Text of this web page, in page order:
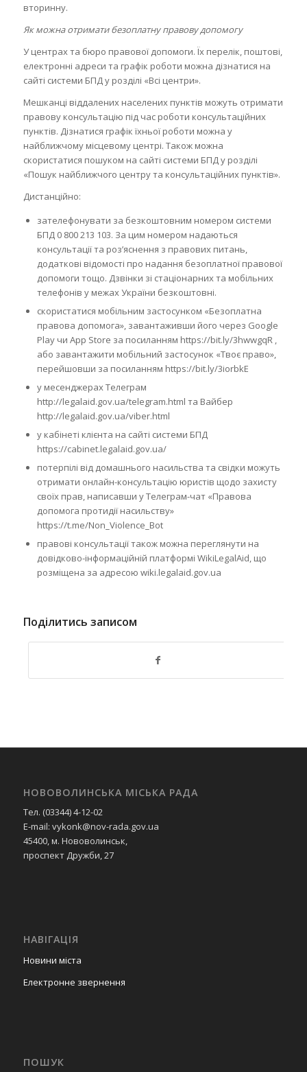
вторинну.
Як можна отримати безоплатну правову допомогу
У центрах та бюро правової допомоги. Їх перелік, поштові,
електронні адреси та графік роботи можна дізнатися на
сайті системи БПД у розділі «Всі центри».
Мешканці віддалених населених пунктів можуть отримати
правову консультацію під час роботи консультаційних
пунктів. Дізнатися графік їхньої роботи можна у
найближчому місцевому центрі. Також можна
скористатися пошуком на сайті системи БПД у розділі
«Пошук найближчого центру та консультаційних пунктів».
Дистанційно:
зателефонувати за безкоштовним номером системи
БПД 0 800 213 103. За цим номером надаються
консультації та роз’яснення з правових питань,
додаткові відомості про надання безоплатної правової
допомоги тощо. Дзвінки зі стаціонарних та мобільних
телефонів у межах України безкоштовні.
скористатися мобільним застосунком «Безоплатна
правова допомога», завантаживши його через Google
Play чи App Store за посиланням https://bit.ly/3hwwgqR ,
або завантажити мобільний застосунок «Твоє право»,
перейшовши за посиланням https://bit.ly/3iorbkE
у месенджерах Телеграм
http://legalaid.gov.ua/telegram.html та Вайбер
http://legalaid.gov.ua/viber.html
у кабінеті клієнта на сайті системи БПД
https://cabinet.legalaid.gov.ua/
потерпілі від домашнього насильства та свідки можуть
отримати онлайн-консультацію юристів щодо захисту
своїх прав, написавши у Телеграм-чат «Правова
допомога протидії насильству»
https://t.me/Non_Violence_Bot
правові консультації також можна переглянути на
довідково-інформаційній платформі WikiLegalAid, що
розміщена за адресою wiki.legalaid.gov.ua
Поділитись записом
НОВОВОЛИНСЬКА МІСЬКА РАДА
Тел. (03344) 4-12-02
E-mail: vykonk@nov-rada.gov.ua
45400, м. Нововолинськ,
проспект Дружби, 27
НАВІГАЦІЯ
Новини міста
Електронне звернення
ПОШУК